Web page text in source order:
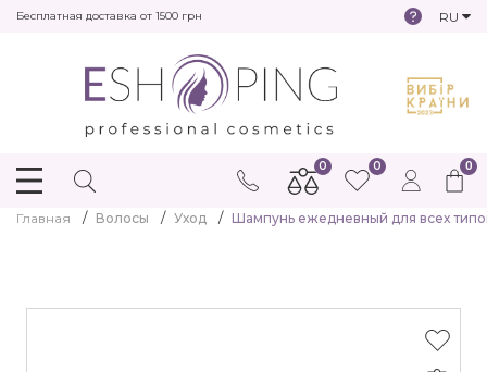
Бесплатная доставка от 1500 грн RU
0
0 0
Главная Волосы Уход Шампунь ежедневный для всех